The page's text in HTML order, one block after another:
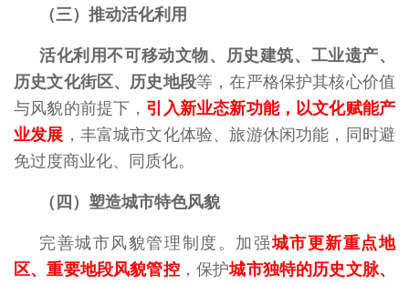
（三）推动活化利用
活化利用不可移动文物、历史建筑、工业遗产、
历史文化街区、历史地段等，在严格保护其核心价值
与风貌的前提下， 引入新业态新功能，以文化赋能产
业发展 ，丰富城市文化体验、旅游休闲功能，同时避
免过度商业化、同质化。
（四）塑造城市特色风貌
完善城市风貌管理制度。加强城市更新重点地
区、重要地段风貌管控，保护城市独特的历史文脉、